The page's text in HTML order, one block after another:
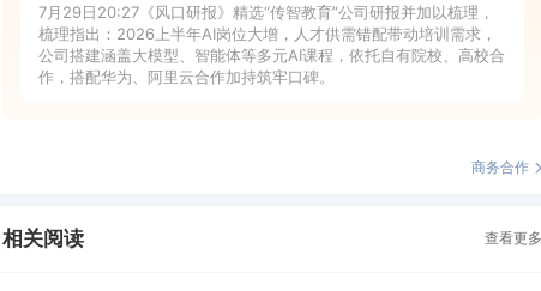
7月29日20:27《风口研报》精选“传智教育”公司研报并加以梳理，
梳理指出：2026上半年AI岗位大增，人才供需错配带动培训需求，
公司搭建涵盖大模型、智能体等多元AI课程，依托自有院校、高校合
作，搭配华为、阿里云合作加持筑牢口碑。
商务合作
相关阅读 查看更多